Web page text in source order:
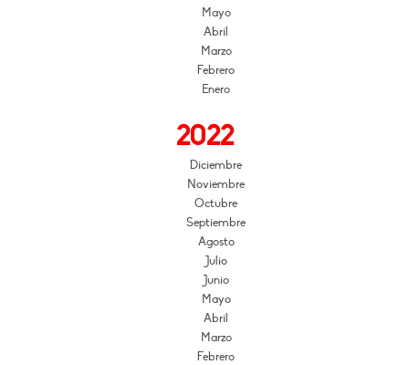
Mayo
Abril
Marzo
Febrero
Enero
2022
Diciembre
Noviembre
Octubre
Septiembre
Agosto
Julio
Junio
Mayo
Abril
Marzo
Febrero